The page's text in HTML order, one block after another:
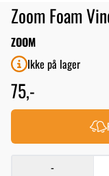
Zoom Foam
ZOOM
Ikke på lager
75,-
-